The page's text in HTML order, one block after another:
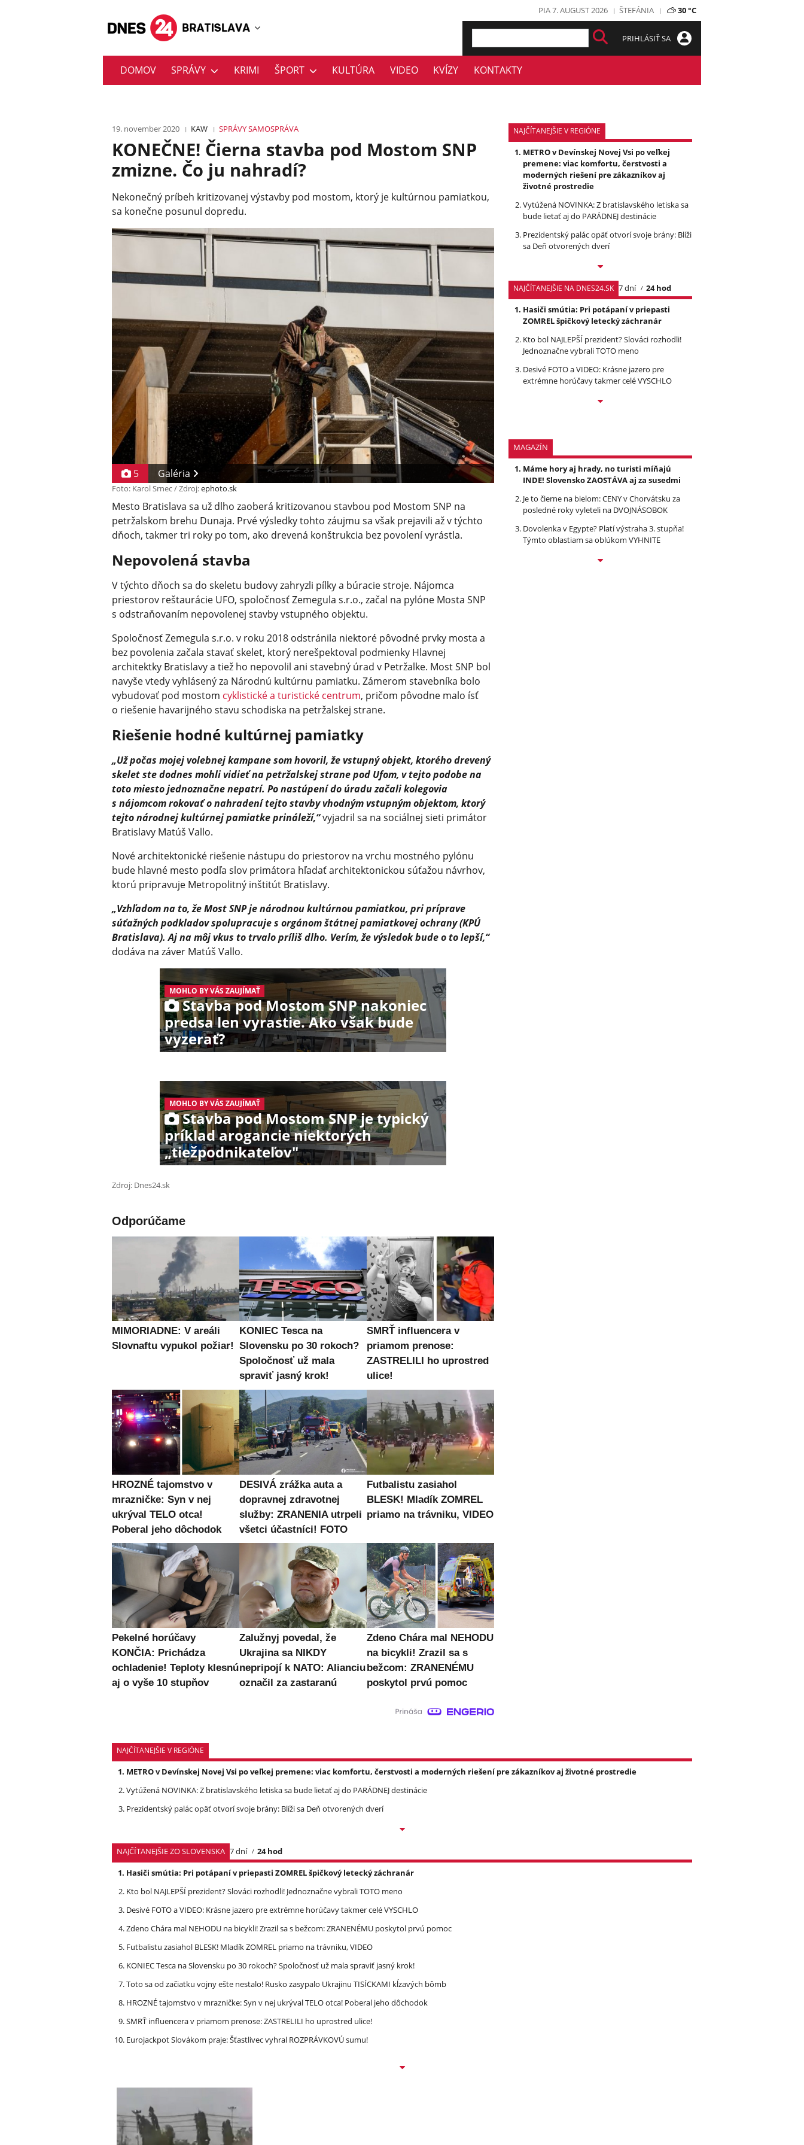
PIA 7. AUGUST 2026 ŠTEFÁNIA 30 °C
PRIHLÁSIŤ SA
DOMOV SPRÁVY KRIMI ŠPORT KULTÚRA VIDEO KVÍZY KONTAKTY
19. november 2020 KAW SPRÁVYSAMOSPRÁVA
KONEČNE! Čierna stavba pod Mostom SNP
zmizne. Čo ju nahradí?
Nekonečný príbeh kritizovanej výstavby pod mostom, ktorý je kultúrnou pamiatkou,
sa konečne posunul dopredu.
5 Galéria
Foto: Karol Srnec / Zdroj:ephoto.sk
Mesto Bratislava sa už dlho zaoberá kritizovanou stavbou pod Mostom SNP na
petržalskom brehu Dunaja. Prvé výsledky tohto záujmu sa však prejavili až v týchto
dňoch, takmer tri roky po tom, ako drevená konštrukcia bez povolení vyrástla.
Nepovolená stavba
V týchto dňoch sa do skeletu budovy zahryzli pílky a búracie stroje. Nájomca
priestorov reštaurácie UFO, spoločnosť Zemegula s.r.o., začal na pylóne Mosta SNP
s odstraňovaním nepovolenej stavby vstupného objektu.
Spoločnosť Zemegula s.r.o. v roku 2018 odstránila niektoré pôvodné prvky mosta a
bez povolenia začala stavať skelet, ktorý nerešpektoval podmienky Hlavnej
architektky Bratislavy a tiež ho nepovolil ani stavebný úrad v Petržalke. Most SNP bol
navyše vtedy vyhlásený za Národnú kultúrnu pamiatku. Zámerom stavebníka bolo
vybudovať pod mostom cyklistické a turistické centrum, pričom pôvodne malo ísť
o riešenie havarijného stavu schodiska na petržalskej strane.
Riešenie hodné kultúrnej pamiatky
„Už počas mojej volebnej kampane som hovoril, že vstupný objekt, ktorého drevený
skelet ste dodnes mohli vidieť na petržalskej strane pod Ufom, v tejto podobe na
toto miesto jednoznačne nepatrí. Po nastúpení do úradu začali kolegovia
s nájomcom rokovať o nahradení tejto stavby vhodným vstupným objektom, ktorý
tejto národnej kultúrnej pamiatke prináleží,“vyjadril sa na sociálnej sieti primátor
Bratislavy Matúš Vallo.
Nové architektonické riešenie nástupu do priestorov na vrchu mostného pylónu
bude hlavné mesto podľa slov primátora hľadať architektonickou súťažou návrhov,
ktorú pripravuje Metropolitný inštitút Bratislavy.
„Vzhľadom na to, že Most SNP je národnou kultúrnou pamiatkou, pri príprave
súťažných podkladov spolupracuje s orgánom štátnej pamiatkovej ochrany (KPÚ
Bratislava). Aj na môj vkus to trvalo príliš dlho. Verím, že výsledok bude o to lepší,“
dodáva na záver Matúš Vallo.
MOHLO BY VÁS ZAUJÍMAŤ
Stavba pod Mostom SNP nakoniec
predsa len vyrastie. Ako však bude
vyzerať?
MOHLO BY VÁS ZAUJÍMAŤ
Stavba pod Mostom SNP je typický
príklad arogancie niektorých
„tiežpodnikateľov"
Zdroj: Dnes24.sk
Odporúčame
MIMORIADNE: V areáli
Slovnaftu vypukol požiar!
KONIEC Tesca na
Slovensku po 30 rokoch?
Spoločnosť už mala
spraviť jasný krok!
SMRŤ influencera v
priamom prenose:
ZASTRELILI ho uprostred
ulice!
HROZNÉ tajomstvo v
mrazničke: Syn v nej
ukrýval TELO otca!
Poberal jeho dôchodok
DESIVÁ zrážka auta a
dopravnej zdravotnej
služby: ZRANENIA utrpeli
všetci účastníci! FOTO
Futbalistu zasiahol
BLESK! Mladík ZOMREL
priamo na trávniku, VIDEO
Pekelné horúčavy
KONČIA: Prichádza
ochladenie! Teploty klesnú
aj o vyše 10 stupňov
Zalužnyj povedal, že
Ukrajina sa NIKDY
nepripojí k NATO: Alianciu
označil za zastaranú
Zdeno Chára mal NEHODU
na bicykli! Zrazil sa s
bežcom: ZRANENÉMU
poskytol prvú pomoc
NAJČÍTANEJŠIE V REGIÓNE
METRO v Devínskej Novej Vsi po veľkej
premene: viac komfortu, čerstvosti a
moderných riešení pre zákazníkov aj
životné prostredie
Vytúžená NOVINKA: Z bratislavského letiska sa
bude lietať aj do PARÁDNEJ destinácie
Prezidentský palác opäť otvorí svoje brány: Blíži
sa Deň otvorených dverí
NAJČÍTANEJŠIE NA DNES24.SK 7 dní
24 hod
Hasiči smútia: Pri potápaní v priepasti
ZOMREL špičkový letecký záchranár
Kto bol NAJLEPŠÍ prezident? Slováci rozhodli!
Jednoznačne vybrali TOTO meno
Desivé FOTO a VIDEO: Krásne jazero pre
extrémne horúčavy takmer celé VYSCHLO
MAGAZÍN
Máme hory aj hrady, no turisti míňajú
INDE! Slovensko ZAOSTÁVA aj za susedmi
Je to čierne na bielom: CENY v Chorvátsku za
posledné roky vyleteli na DVOJNÁSOBOK
Dovolenka v Egypte? Platí výstraha 3. stupňa!
Týmto oblastiam sa oblúkom VYHNITE
NAJČÍTANEJŠIE V REGIÓNE
METRO v Devínskej Novej Vsi po veľkej premene: viac komfortu, čerstvosti a moderných riešení pre zákazníkov aj životné prostredie
Vytúžená NOVINKA: Z bratislavského letiska sa bude lietať aj do PARÁDNEJ destinácie
Prezidentský palác opäť otvorí svoje brány: Blíži sa Deň otvorených dverí
NAJČÍTANEJŠIE ZO SLOVENSKA 7 dní
24 hod
Hasiči smútia: Pri potápaní v priepasti ZOMREL špičkový letecký záchranár
Kto bol NAJLEPŠÍ prezident? Slováci rozhodli! Jednoznačne vybrali TOTO meno
Desivé FOTO a VIDEO: Krásne jazero pre extrémne horúčavy takmer celé VYSCHLO
Zdeno Chára mal NEHODU na bicykli! Zrazil sa s bežcom: ZRANENÉMU poskytol prvú pomoc
Futbalistu zasiahol BLESK! Mladík ZOMREL priamo na trávniku, VIDEO
KONIEC Tesca na Slovensku po 30 rokoch? Spoločnosť už mala spraviť jasný krok!
Toto sa od začiatku vojny ešte nestalo! Rusko zasypalo Ukrajinu TISÍCKAMI kĺzavých bômb
HROZNÉ tajomstvo v mrazničke: Syn v nej ukrýval TELO otca! Poberal jeho dôchodok
SMRŤ influencera v priamom prenose: ZASTRELILI ho uprostred ulice!
Eurojackpot Slovákom praje: Šťastlivec vyhral ROZPRÁVKOVÚ sumu!